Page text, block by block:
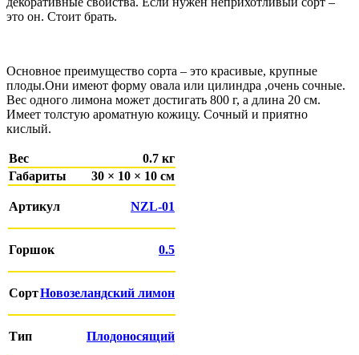
это он. Стоит брать.
Основное преимущество сорта – это красивые, крупные
плоды.Они имеют форму овала или цилиндра ,очень сочные.
Вес одного лимона может достигать 800 г, а длина 20 см.
Имеет толстую ароматную кожицу. Сочный и приятно
кислый.
Вес
0.7 кг
Габариты
30 × 10 × 10 см
Артикул NZL-01
Горшок 0.5
СортНовозеландский лимон
Тип Плодоносящий